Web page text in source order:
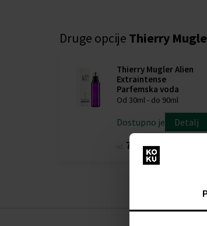
Druge opcije Thierry
Thierry Mugler Alien
Extraintense
Parfemska voda
Od 30ml - do 90ml
Dostupno je Detalj
76,00 €